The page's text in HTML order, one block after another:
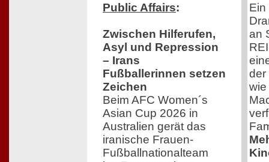
Public Affairs:
Zwischen Hilferufen,
Asyl und Repression
– Irans
Fußballerinnen setzen
Zeichen
Beim AFC Women´s
Asian Cup 2026 in
Australien gerät das
iranische Frauen-
Fußballnationalteam
an
der
wie